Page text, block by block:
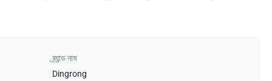
ব্র্যান্ড নাম
Dingrong